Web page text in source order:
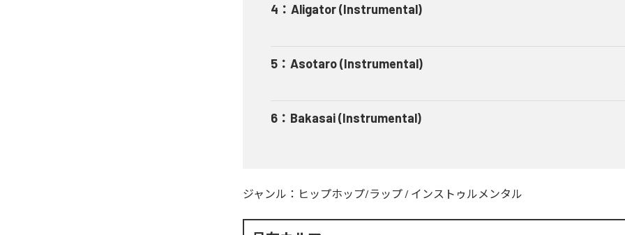
4 ： Aligator (Instrumental)
5 ： Asotaro (Instrumental)
6 ： Bakasai (Instrumental)
ジャンル： ヒップホップ/ラップ / インストゥルメンタル